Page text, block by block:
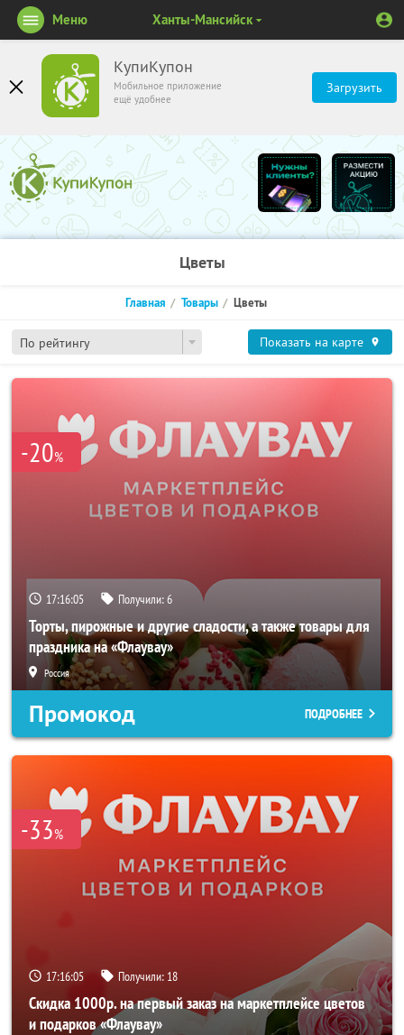
КупиКупон
Мобильное приложение
ещё удобнее
Загрузить
Меню Ханты-Мансийск
Цветы
По рейтингу
Главная Товары Цветы
Показать на карте
-20%
17:16:05 Получили:6
Торты, пирожные и другие сладости, а также товары для
праздника на «Флаувау»
Россия
Промокод ПОДРОБНЕЕ
-33%
17:16:05 Получили: 18
Скидка 1000р. на первый заказ на маркетплейсе цветов
и подарков «Флаувау»